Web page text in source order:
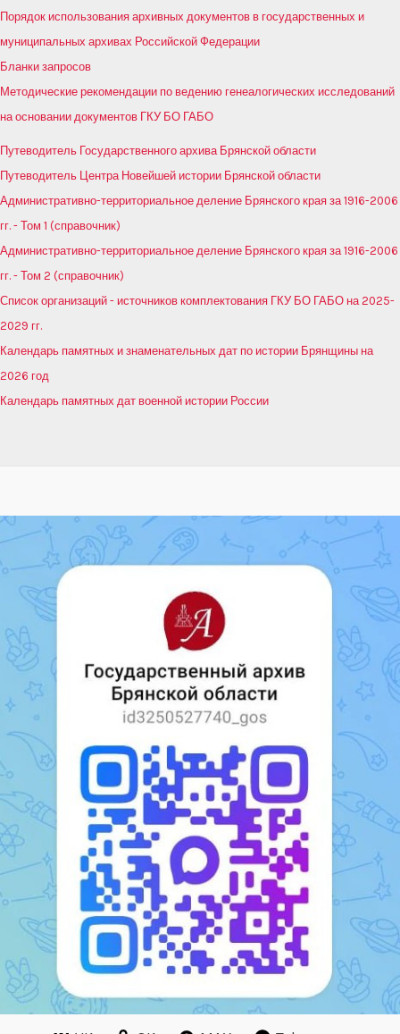
Порядок использования архивных документов в государственных и
муниципальных архивах Российской Федерации
Бланки запросов
Методические рекомендации по ведению генеалогических исследований
на основании документов ГКУ БО ГАБО
Путеводитель Государственного архива Брянской области
Путеводитель Центра Новейшей истории Брянской области
Административно-территориальное деление Брянского края за 1916-2006
гг. - Том 1 (справочник)
Административно-территориальное деление Брянского края за 1916-2006
гг. - Том 2 (справочник)
Список организаций - источников комплектования ГКУ БО ГАБО на 2025-
2029 гг.
Календарь памятных и знаменательных дат по истории Брянщины на
2026 год
Календарь памятных дат военной истории России